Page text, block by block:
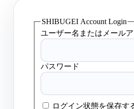
SHIBUGEI Account Login
ユーザー名またはメール
パスワード
ログイン状態を保存す